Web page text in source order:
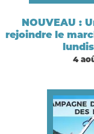
NOUVEAU :
rejoindre le
4